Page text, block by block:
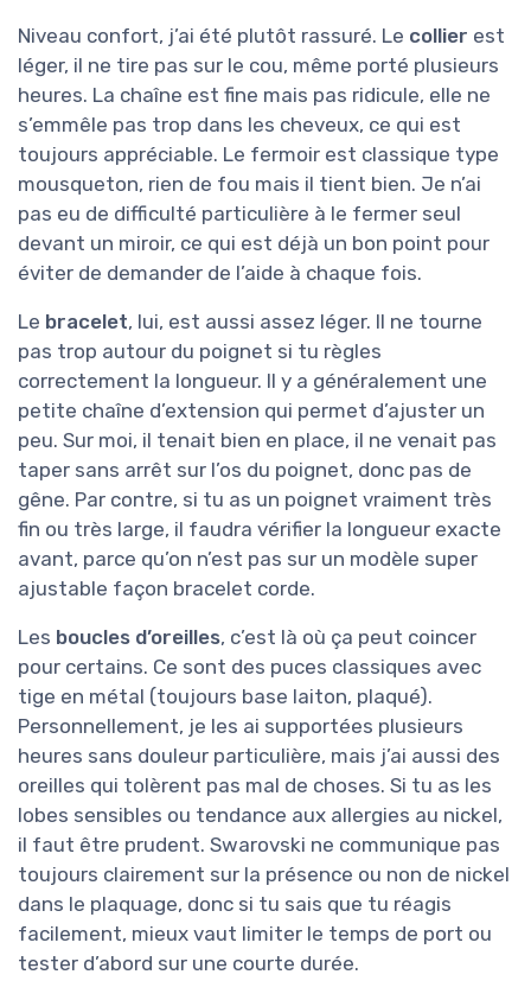
Niveau confort, j’ai été plutôt rassuré. Le collier est
léger, il ne tire pas sur le cou, même porté plusieurs
heures. La chaîne est fine mais pas ridicule, elle ne
s’emmêle pas trop dans les cheveux, ce qui est
toujours appréciable. Le fermoir est classique type
mousqueton, rien de fou mais il tient bien. Je n’ai
pas eu de difficulté particulière à le fermer seul
devant un miroir, ce qui est déjà un bon point pour
éviter de demander de l’aide à chaque fois.
Le bracelet, lui, est aussi assez léger. Il ne tourne
pas trop autour du poignet si tu règles
correctement la longueur. Il y a généralement une
petite chaîne d’extension qui permet d’ajuster un
peu. Sur moi, il tenait bien en place, il ne venait pas
taper sans arrêt sur l’os du poignet, donc pas de
gêne. Par contre, si tu as un poignet vraiment très
fin ou très large, il faudra vérifier la longueur exacte
avant, parce qu’on n’est pas sur un modèle super
ajustable façon bracelet corde.
Les boucles d’oreilles, c’est là où ça peut coincer
pour certains. Ce sont des puces classiques avec
tige en métal (toujours base laiton, plaqué).
Personnellement, je les ai supportées plusieurs
heures sans douleur particulière, mais j’ai aussi des
oreilles qui tolèrent pas mal de choses. Si tu as les
lobes sensibles ou tendance aux allergies au nickel,
il faut être prudent. Swarovski ne communique pas
toujours clairement sur la présence ou non de nickel
dans le plaquage, donc si tu sais que tu réagis
facilement, mieux vaut limiter le temps de port ou
tester d’abord sur une courte durée.